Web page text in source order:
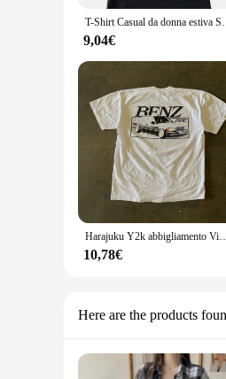
T-Shirt Casual da donna
9,04€
Harajuku Y2k abbigliamento Vintage Fashion Printed T Shirt Street
10,78€
Here are the products